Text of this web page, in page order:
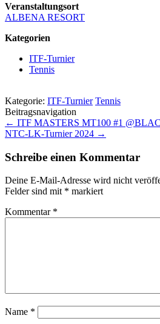
Veranstaltungsort
ALBENA RESORT
Kategorien
ITF-Turnier
Tennis
Kategorie: ITF-Turnier Tennis
Beitragsnavigation
← ITF MASTERS MT100 #1
NTC-LK-Turnier 2024 →
Schreibe einen Kommentar
Deine E-Mail-Adresse wird nicht
Felder sind mit * markiert
Kommentar *
Name *